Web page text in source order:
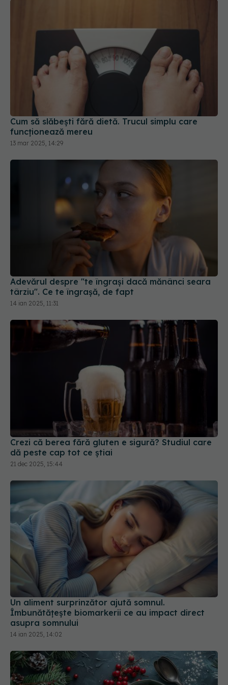
Cum să slăbești fără dietă. Trucul simplu care
funcționează mereu
13 mar 2025, 14:29
Adevărul despre "te îngrași dacă mănânci seara
târziu". Ce te îngrașă, de fapt
14 ian 2025, 11:31
Crezi că berea fără gluten e sigură? Studiul care
dă peste cap tot ce știai
21 dec 2025, 15:44
Un aliment surprinzător ajută somnul.
Îmbunătățește biomarkerii ce au impact direct
asupra somnului
14 ian 2025, 14:02